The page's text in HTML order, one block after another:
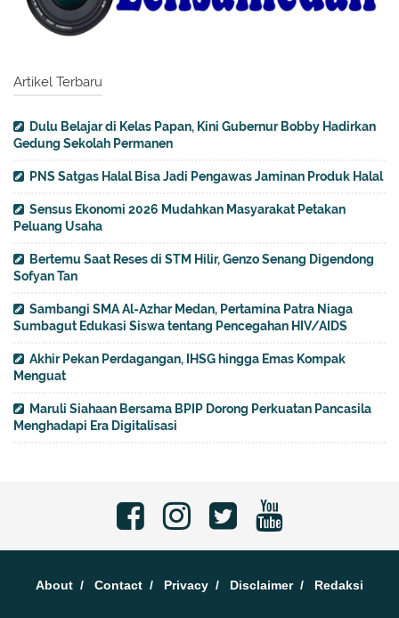
Artikel Terbaru
Dulu Belajar di Kelas Papan, Kini Gubernur Bobby Hadirkan
Gedung Sekolah Permanen
PNS Satgas Halal Bisa Jadi Pengawas Jaminan Produk Halal
Sensus Ekonomi 2026 Mudahkan Masyarakat Petakan
Peluang Usaha
Bertemu Saat Reses di STM Hilir, Genzo Senang Digendong
Sofyan Tan
Sambangi SMA Al-Azhar Medan, Pertamina Patra Niaga
Sumbagut Edukasi Siswa tentang Pencegahan HIV/AIDS
Akhir Pekan Perdagangan, IHSG hingga Emas Kompak
Menguat
Maruli Siahaan Bersama BPIP Dorong Perkuatan Pancasila
Menghadapi Era Digitalisasi
About Contact Privacy Disclaimer Redaksi